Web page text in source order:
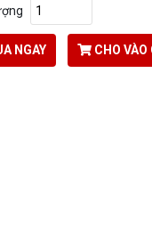
NGAY CHO VÀO